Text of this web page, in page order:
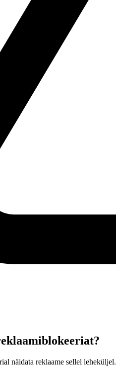
näidata reklaame sellel leheküljel.